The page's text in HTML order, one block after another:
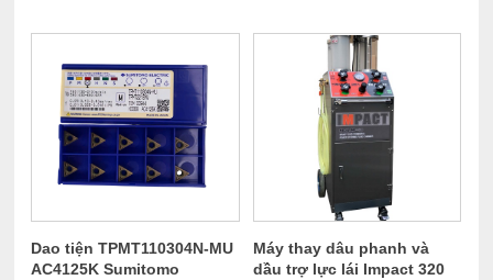
Dao tiện TPMT110304N-MU
AC4125K Sumitomo
Máy thay dâu phanh và
dầu trợ lực lái Impact 320